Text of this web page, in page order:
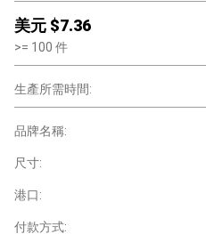
美元 $7.36
>= 100 件
生產所需時間:
品牌名稱:
尺寸:
港口:
付款方式: